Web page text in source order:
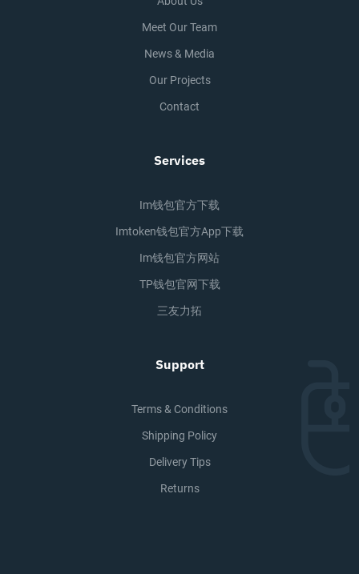
Meet Our Team
News & Media
Our Projects
Contact
Services
Im钱包官方下载
Imtoken钱包官方app下载
Im钱包官方网站
TP钱包官网下载
三友力拓
Support
Terms & Conditions
Shipping Policy
Delivery Tips
Returns